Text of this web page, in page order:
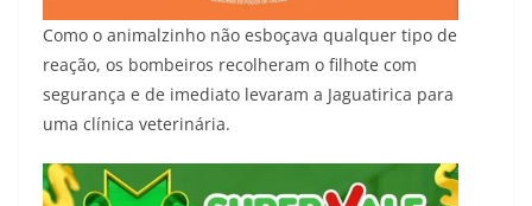
Como o animalzinho não esboçava qualquer tipo de
reação, os bombeiros recolheram o filhote com
segurança e de imediato levaram a Jaguatirica para
uma clínica veterinária.